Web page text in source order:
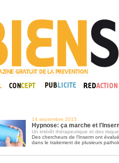
14 septembre 2015
Hypnose: ça marche et
Un intérêt thérapeutique et des
Des chercheurs de l'Inserm ont
dans le traitement de plusieurs